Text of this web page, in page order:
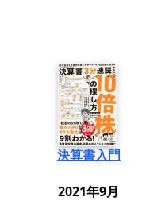
決算書入門
2021年9月